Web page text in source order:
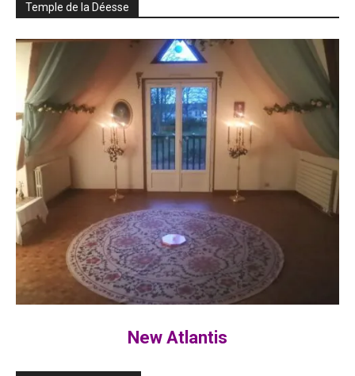
Temple de la Déesse
New Atlantis